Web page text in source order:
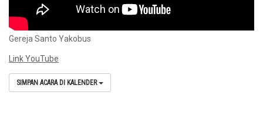
Gereja Santo Yakobus
Link YouTube
SIMPAN ACARA DI KALENDER